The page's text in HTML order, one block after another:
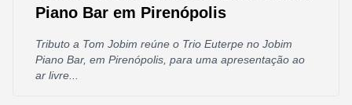
Piano Bar em Pirenópolis
Tributo a Tom Jobim reúne o Trio Euterpe no Jobim
Piano Bar, em Pirenópolis, para uma apresentação ao
ar livre...